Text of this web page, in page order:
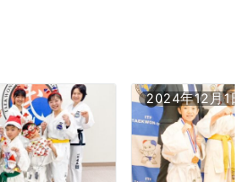
2024年12月1日